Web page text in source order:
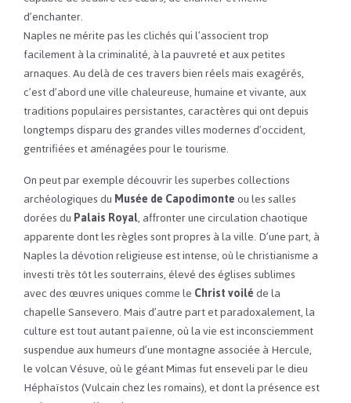
d’enchanter.
Naples ne mérite pas les clichés qui l’associent trop
facilement à la criminalité, à la pauvreté et aux petites
arnaques. Au delà de ces travers bien réels mais exagérés,
c’est d’abord une ville chaleureuse, humaine et vivante, aux
traditions populaires persistantes, caractères qui ont depuis
longtemps disparu des grandes villes modernes d’occident,
gentrifiées et aménagées pour le tourisme.
On peut par exemple découvrir les superbes collections
archéologiques duMusée de Capodimonteou les salles
dorées duPalais Royal, affronter une circulation chaotique
apparente dont les règles sont propres à la ville. D’une part, à
Naples la dévotion religieuse est intense, où le christianisme a
investi très tôt les souterrains, élevé des églises sublimes
avec des œuvres uniques comme leChrist voiléde la
chapelle Sansevero. Mais d’autre part et paradoxalement, la
culture est tout autant païenne, où la vie est inconsciemment
suspendue aux humeurs d’une montagne associée à Hercule,
le volcan Vésuve, où le géant Mimas fut enseveli par le dieu
Héphaïstos (Vulcain chez les romains), et dont la présence est